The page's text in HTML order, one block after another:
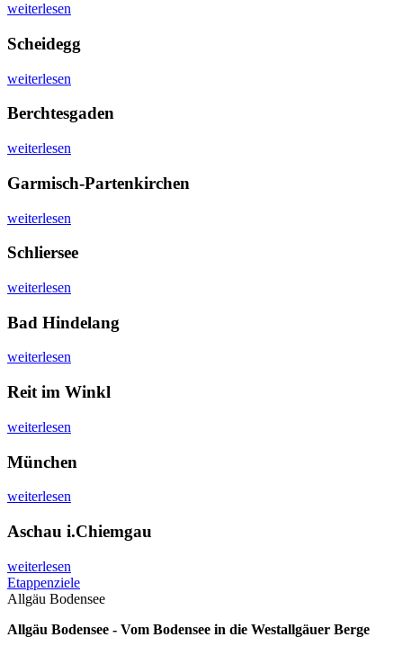
weiterlesen
Scheidegg
weiterlesen
Berchtesgaden
weiterlesen
Garmisch-Partenkirchen
weiterlesen
Schliersee
weiterlesen
Bad Hindelang
weiterlesen
Reit im Winkl
weiterlesen
München
weiterlesen
Aschau i.Chiemgau
weiterlesen
Etappenziele
Allgäu Bodensee
Allgäu Bodensee - Vom Bodensee in die Westallgäuer Berge